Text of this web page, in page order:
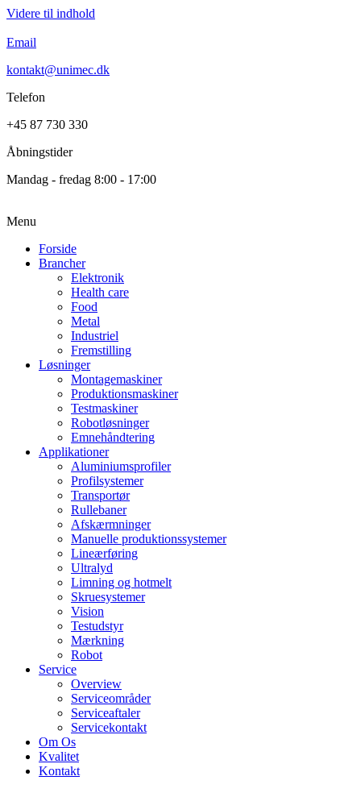
Videre til indhold
Email
kontakt@unimec.dk
Telefon
+45 87 730 330
Åbningstider
Mandag - fredag 8:00 - 17:00
Menu
Forside
Brancher
Elektronik
Health care
Food
Metal
Industriel
Fremstilling
Løsninger
Montagemaskiner
Produktionsmaskiner
Testmaskiner
Robotløsninger
Emnehåndtering
Applikationer
Aluminiumsprofiler
Profilsystemer
Transportør
Rullebaner
Afskærmninger
Manuelle produktionssystemer
Lineærføring
Ultralyd
Limning og hotmelt
Skruesystemer
Vision
Testudstyr
Mærkning
Robot
Service
Overview
Serviceområder
Serviceaftaler
Servicekontakt
Om Os
Kvalitet
Kontakt